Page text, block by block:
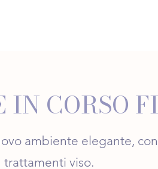
CORSO
ambiente elegante,
trattamenti viso.